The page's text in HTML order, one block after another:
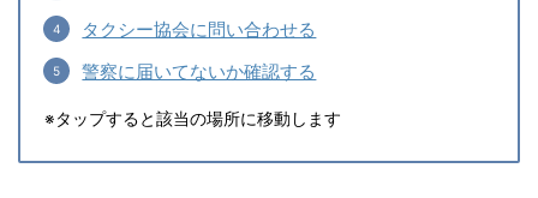
タクシー協会に問い合わせる
警察に届いてないか確認する
※タップすると該当の場所に移動します